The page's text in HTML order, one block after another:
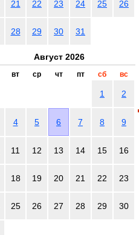
21 22 23 24 25 26
28 29 30 31
Август 2026
вт ср чт пт сб вс
1 2
4 5 6 7 8 9
11 12 13 14 15 16
18 19 20 21 22 23
25 26 27 28 29 30